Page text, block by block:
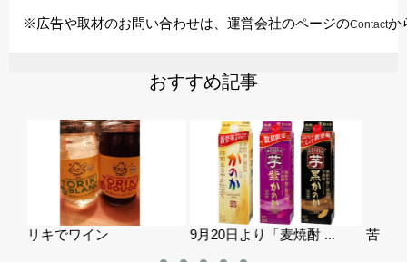
※広告や取材のお問い合わせは、運営会社のページのContactか
おすすめ記事
9月20日より「麦焼酎 ... 苦言進言！ひとりごと